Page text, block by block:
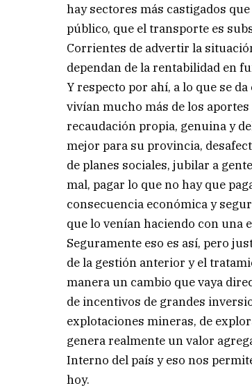
hay sectores más castigados
público, que el transporte es
Corrientes de advertir la
dependan de la rentabilidad en
Y respecto por ahí, a lo que se
vivían mucho más de los
recaudación propia, genuina y
mejor para su provincia,
de planes sociales, jubilar a
mal, pagar lo que no hay que
consecuencia económica y
que lo venían haciendo con una
Seguramente eso es así, pero
de la gestión anterior y el
manera un cambio que vaya
de incentivos de grandes
explotaciones mineras, de
genera realmente un valor
Interno del país y eso nos
hoy.